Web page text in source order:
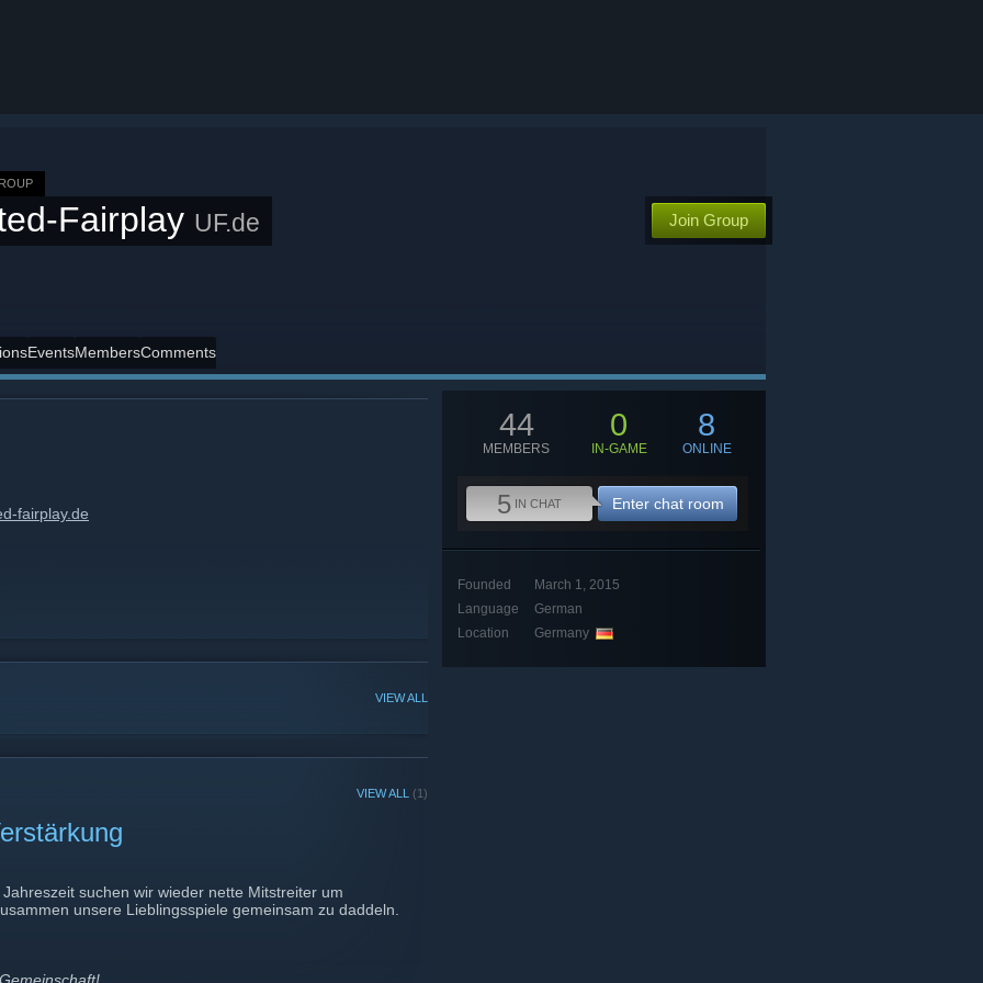
Fairplay UF.de Join Group
EventsMembersComments
fairplay.de
VIEW ALL
VIEW ALL (1)
suchen wir wieder nette Mitstreiter um
unsere Lieblingsspiele gemeinsam zu daddeln.
44
MEMBERS
0
IN-GAME
8
ONLINE
5 IN CHAT Enter chat room
Founded
March 1, 2015
Language
German
Location
Germany